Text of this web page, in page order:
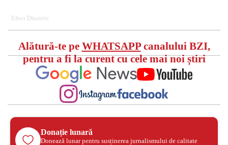
Efect Diuretic
Alătură-te pe WHATSAPPcanalului BZI,
pentru a fi la curent cu cele mai noi știri
Donație lunară
Donează lunar pentru susținerea jurnalismului de calitate